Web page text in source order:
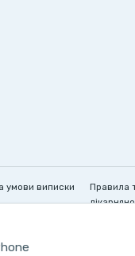
умови виписки
Правила